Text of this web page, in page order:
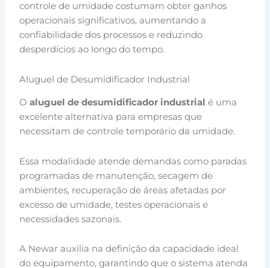
controle de umidade costumam obter ganhos
operacionais significativos, aumentando a
confiabilidade dos processos e reduzindo
desperdícios ao longo do tempo.
Aluguel de Desumidificador Industrial
Oaluguel de desumidificador industrial é uma
excelente alternativa para empresas que
necessitam de controle temporário da umidade.
Essa modalidade atende demandas como paradas
programadas de manutenção, secagem de
ambientes, recuperação de áreas afetadas por
excesso de umidade, testes operacionais e
necessidades sazonais.
A Newar auxilia na definição da capacidade ideal
do equipamento, garantindo que o sistema atenda